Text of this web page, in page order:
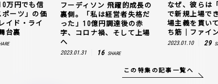
万円でも信
ーツ」の価
イド・ライ
台裏
フーディソン 飛躍的成長の
裏側。「私は経営者失格だ
った」10億円調達後の赤
字、コロナ禍、そして上場
へ
2023.01.31 16 SHARE
なぜ、彼らは
で新規上場で
場主義を貫い
ち筋｜ファイ
2023.01.10 29
この特集の記事一覧へ